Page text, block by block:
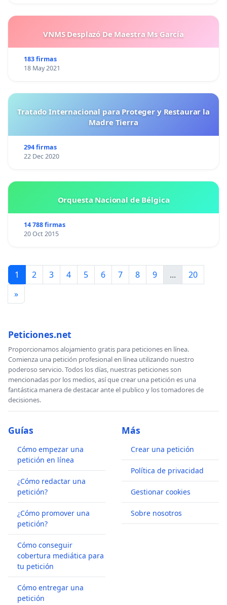
VNMS Desplazó De Maestra Ms García
183 firmas
18 May 2021
Tratado Internacional para Proteger y Restaurar la
Madre Tierra
294 firmas
22 Dec 2020
Orquesta Nacional de Bélgica
14 788 firmas
20 Oct 2015
1 2 3 4 5 6 7 8 9 ...
20
»
Peticiones.net
Proporcionamos alojamiento gratis para peticiones en línea.
Comienza una petición profesional en línea utilizando nuestro
poderoso servicio. Todos los días, nuestras peticiones son
mencionadas por los medios, así que crear una petición es una
fantástica manera de destacar ante el publico y los tomadores de
decisiones.
Guías
Cómo empezar una
petición en línea
¿Cómo redactar una
petición?
¿Cómo promover una
petición?
Cómo conseguir
cobertura mediática para
tu petición
Cómo entregar una
petición
Más
Crear una petición
Política de privacidad
Gestionar cookies
Sobre nosotros